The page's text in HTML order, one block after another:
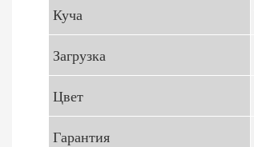
Куча
Загрузка
Цвет
Гарантия